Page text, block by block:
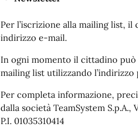
Per l’iscrizione alla mailing list,
indirizzo e-mail.
In ogni momento il cittadino
mailing list utilizzando
Per completa informazione,
dalla società TeamSystem S.p.A.,
P.I. 01035310414